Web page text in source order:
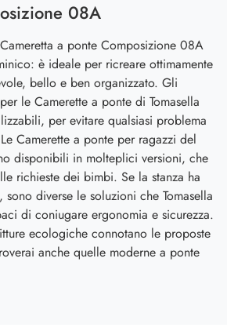
08A
a ponte Composizione 08A
è ideale per ricreare ottimamente
bello e ben organizzato. Gli
le Camerette a ponte di Tomasella
per evitare qualsiasi problema
Camerette a ponte per ragazzi del
disponibili in molteplici versioni, che
richieste dei bimbi. Se la stanza ha
diverse le soluzioni che Tomasella
di coniugare ergonomia e sicurezza.
ecologiche connotano le proposte
anche quelle moderne a ponte